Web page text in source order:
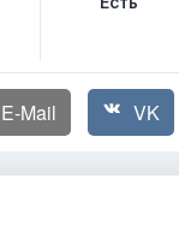
E-Mail VK